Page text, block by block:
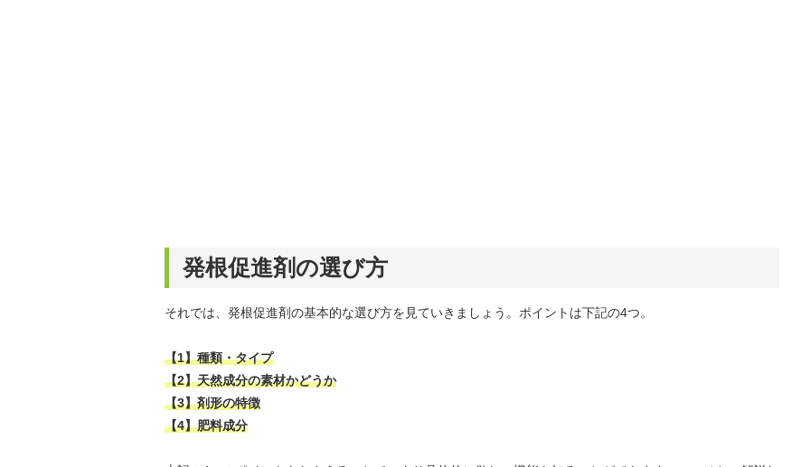
発根促進剤の選び方
それでは、発根促進剤の基本的な選び方を見ていきましょう。ポイントは下記の4つ。
【1】種類・タイプ
【2】天然成分の素材かどうか
【3】剤形の特徴
【4】肥料成分